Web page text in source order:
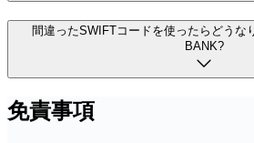
間違ったSWIFTコードを使ったらどうな
BANK?
免責事項